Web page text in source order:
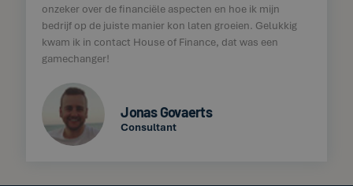
onzeker over de financiële aspecten en hoe ik mijn
bedrijf op de juiste manier kon laten groeien. Gelukkig
kwam ik in contact House of Finance, dat was een
gamechanger!
Jonas Govaerts
Consultant